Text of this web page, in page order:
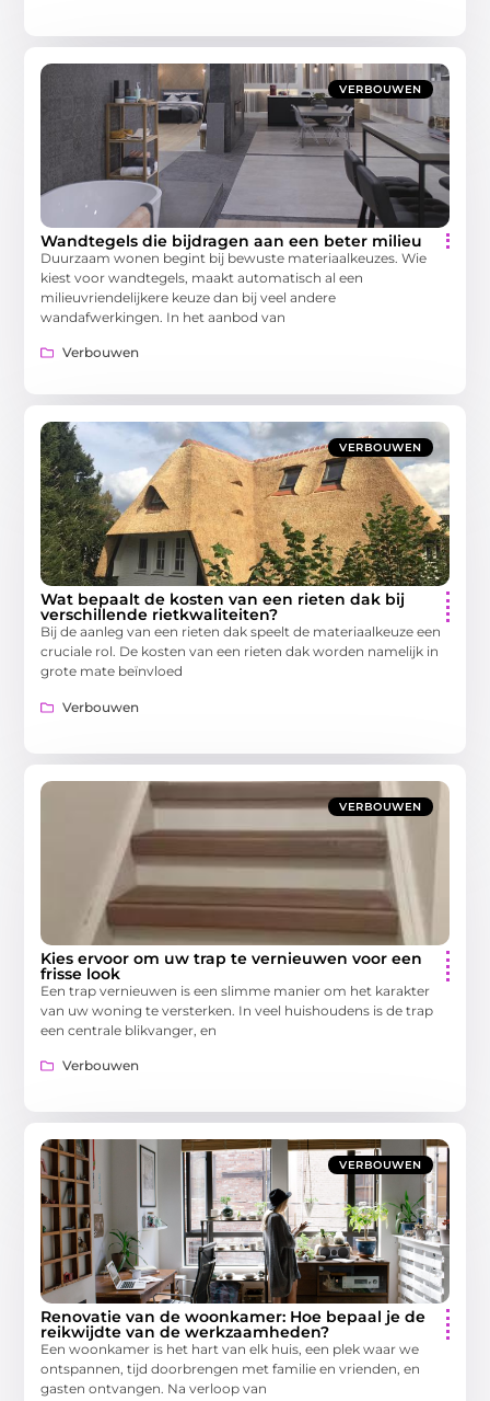
VERBOUWEN
Wandtegels die bijdragen aan een beter milieu
Duurzaam wonen begint bij bewuste materiaalkeuzes. Wie
kiest voor wandtegels, maakt automatisch al een
milieuvriendelijkere keuze dan bij veel andere
wandafwerkingen. In het aanbod van
Verbouwen
VERBOUWEN
Wat bepaalt de kosten van een rieten dak bij
verschillende rietkwaliteiten?
Bij de aanleg van een rieten dak speelt de materiaalkeuze een
cruciale rol. De kosten van een rieten dak worden namelijk in
grote mate beïnvloed
Verbouwen
VERBOUWEN
Kies ervoor om uw trap te vernieuwen voor een
frisse look
Een trap vernieuwen is een slimme manier om het karakter
van uw woning te versterken. In veel huishoudens is de trap
een centrale blikvanger, en
Verbouwen
VERBOUWEN
Renovatie van de woonkamer: Hoe bepaal je de
reikwijdte van de werkzaamheden?
Een woonkamer is het hart van elk huis, een plek waar we
ontspannen, tijd doorbrengen met familie en vrienden, en
gasten ontvangen. Na verloop van